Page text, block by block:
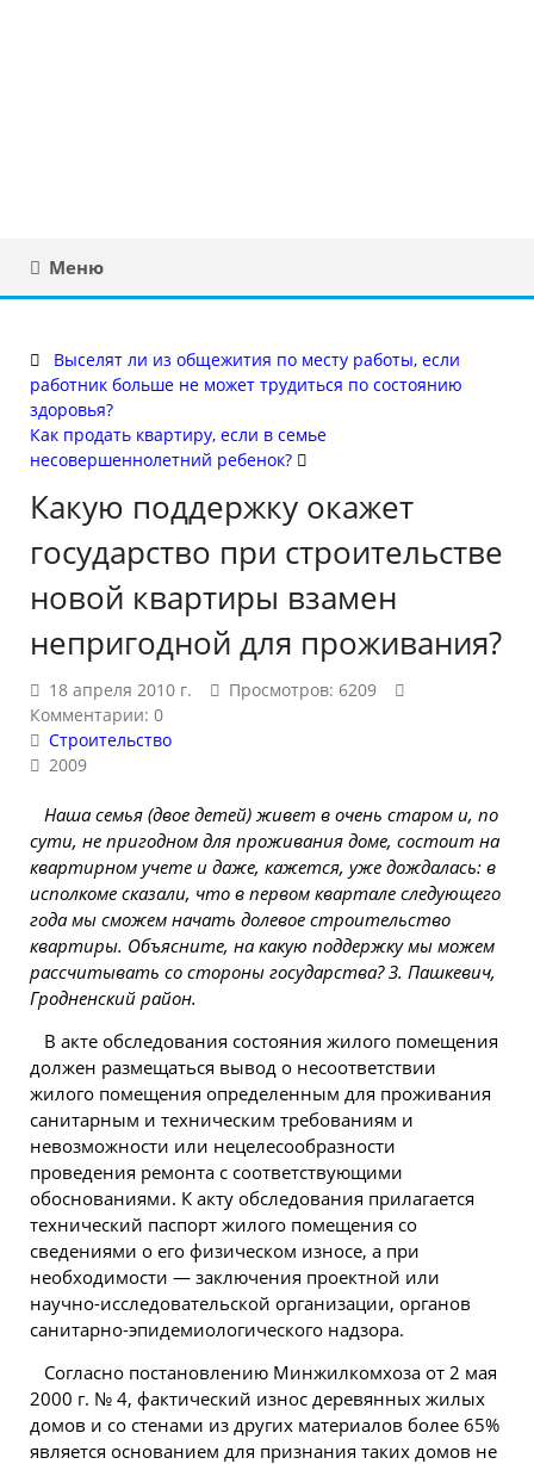
Меню
Выселят ли из общежития по месту работы, если
работник больше не может трудиться по состоянию
здоровья?
Как продать квартиру, если в семье
несовершеннолетний ребенок?
Какую поддержку окажет
государство при строительстве
новой квартиры взамен
непригодной для проживания?
18 апреля 2010 г.
Просмотров: 6209
Комментарии: 0
Строительство
2009
Наша семья (двое детей) живет в очень старом и, по
сути, не пригодном для проживания доме, состоит на
квартирном учете и даже, кажется, уже дождалась: в
исполкоме сказали, что в первом квартале следующего
года мы сможем начать долевое строительство
квартиры. Объясните, на какую поддержку мы можем
рассчитывать со стороны государства? З. Пашкевич,
Гродненский район.
В акте обследования состояния жилого помещения
должен размещаться вывод о несоответствии
жилого помещения определенным для проживания
санитарным и техническим требованиям и
невозможности или нецелесообразности
проведения ремонта с соответствующими
обоснованиями. К акту обследования прилагается
технический паспорт жилого помещения со
сведениями о его физическом износе, а при
необходимости — заключения проектной или
научно-исследовательской организации, органов
санитарно-эпидемиологического надзора.
Согласно постановлению Минжилкомхоза от 2 мая
2000 г. № 4, фактический износ деревянных жилых
домов и со стенами из других материалов более 65%
является основанием для признания таких домов не